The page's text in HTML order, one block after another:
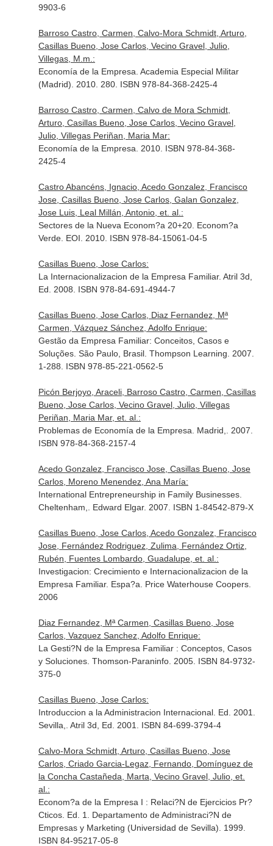
9903-6
Barroso Castro, Carmen, Calvo-Mora Schmidt, Arturo,
Casillas Bueno, Jose Carlos, Vecino Gravel, Julio,
Villegas, M.m.:
Economía de la Empresa. Academia Especial Militar
(Madrid). 2010. 280. ISBN 978-84-368-2425-4
Barroso Castro, Carmen, Calvo de Mora Schmidt,
Arturo, Casillas Bueno, Jose Carlos, Vecino Gravel,
Julio, Villegas Periñan, Maria Mar:
Economía de la Empresa. 2010. ISBN 978-84-368-
2425-4
Castro Abancéns, Ignacio, Acedo Gonzalez, Francisco
Jose, Casillas Bueno, Jose Carlos, Galan Gonzalez,
Jose Luis, Leal Millán, Antonio, et. al.:
Sectores de la Nueva Econom?a 20+20. Econom?a
Verde. EOI. 2010. ISBN 978-84-15061-04-5
Casillas Bueno, Jose Carlos:
La Internacionalizacion de la Empresa Familiar. Atril 3d,
Ed. 2008. ISBN 978-84-691-4944-7
Casillas Bueno, Jose Carlos, Diaz Fernandez, Mª
Carmen, Vázquez Sánchez, Adolfo Enrique:
Gestão da Empresa Familiar: Conceitos, Casos e
Soluções. São Paulo, Brasil. Thompson Learning. 2007.
1-288. ISBN 978-85-221-0562-5
Picón Berjoyo, Araceli, Barroso Castro, Carmen, Casillas
Bueno, Jose Carlos, Vecino Gravel, Julio, Villegas
Periñan, Maria Mar, et. al.:
Problemas de Economía de la Empresa. Madrid,. 2007.
ISBN 978-84-368-2157-4
Acedo Gonzalez, Francisco Jose, Casillas Bueno, Jose
Carlos, Moreno Menendez, Ana María:
International Entrepreneurship in Family Businesses.
Cheltenham,. Edward Elgar. 2007. ISBN 1-84542-879-X
Casillas Bueno, Jose Carlos, Acedo Gonzalez, Francisco
Jose, Fernández Rodriguez, Zulima, Fernández Ortiz,
Rubén, Fuentes Lombardo, Guadalupe, et. al.:
Investigacion: Crecimiento e Internacionalizacion de la
Empresa Familiar. Espa?a. Price Waterhouse Coopers.
2006
Diaz Fernandez, Mª Carmen, Casillas Bueno, Jose
Carlos, Vazquez Sanchez, Adolfo Enrique:
La Gesti?N de la Empresa Familiar : Conceptos, Casos
y Soluciones. Thomson-Paraninfo. 2005. ISBN 84-9732-
375-0
Casillas Bueno, Jose Carlos:
Introduccion a la Administracion Internacional. Ed. 2001.
Sevilla,. Atril 3d, Ed. 2001. ISBN 84-699-3794-4
Calvo-Mora Schmidt, Arturo, Casillas Bueno, Jose
Carlos, Criado Garcia-Legaz, Fernando, Domínguez de
la Concha Castañeda, Marta, Vecino Gravel, Julio, et.
al.:
Econom?a de la Empresa I : Relaci?N de Ejercicios Pr?
Cticos. Ed. 1. Departamento de Administraci?N de
Empresas y Marketing (Universidad de Sevilla). 1999.
ISBN 84-95217-05-8